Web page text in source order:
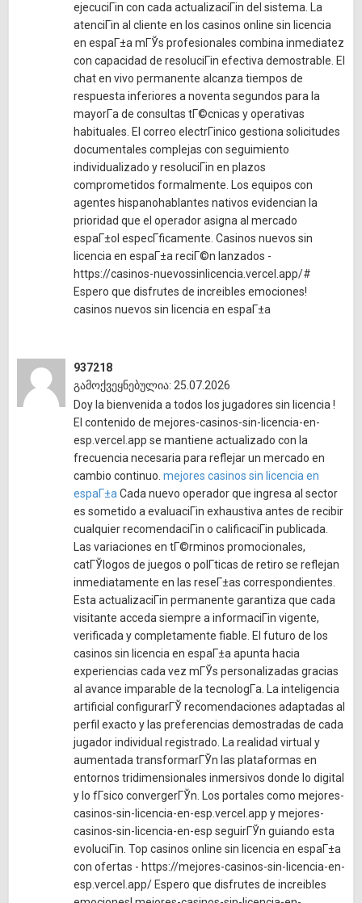
ejecuciГіn con cada actualizaciГіn del sistema. La
atenciГіn al cliente en los casinos online sin licencia
en espaГ±a mГЎs profesionales combina inmediatez
con capacidad de resoluciГіn efectiva demostrable. El
chat en vivo permanente alcanza tiempos de
respuesta inferiores a noventa segundos para la
mayorГ­a de consultas tГ©cnicas y operativas
habituales. El correo electrГіnico gestiona solicitudes
documentales complejas con seguimiento
individualizado y resoluciГіn en plazos
comprometidos formalmente. Los equipos con
agentes hispanohablantes nativos evidencian la
prioridad que el operador asigna al mercado
espaГ±ol especГ­ficamente. Casinos nuevos sin
licencia en espaГ±a reciГ©n lanzados -
https://casinos-nuevossinlicencia.vercel.app/#
Espero que disfrutes de increibles emociones!
casinos nuevos sin licencia en espaГ±a
937218
გამოქვეყნებულია: 25.07.2026
Doy la bienvenida a todos los jugadores sin licencia !
El contenido de mejores-casinos-sin-licencia-en-
esp.vercel.app se mantiene actualizado con la
frecuencia necesaria para reflejar un mercado en
cambio continuo. mejores casinos sin licencia en
espaГ±aCada nuevo operador que ingresa al sector
es sometido a evaluaciГіn exhaustiva antes de recibir
cualquier recomendaciГіn o calificaciГіn publicada.
Las variaciones en tГ©rminos promocionales,
catГЎlogos de juegos o polГ­ticas de retiro se reflejan
inmediatamente en las reseГ±as correspondientes.
Esta actualizaciГіn permanente garantiza que cada
visitante acceda siempre a informaciГіn vigente,
verificada y completamente fiable. El futuro de los
casinos sin licencia en espaГ±a apunta hacia
experiencias cada vez mГЎs personalizadas gracias
al avance imparable de la tecnologГ­a. La inteligencia
artificial configurarГЎ recomendaciones adaptadas al
perfil exacto y las preferencias demostradas de cada
jugador individual registrado. La realidad virtual y
aumentada transformarГЎn las plataformas en
entornos tridimensionales inmersivos donde lo digital
y lo fГ­sico convergerГЎn. Los portales como mejores-
casinos-sin-licencia-en-esp.vercel.app y mejores-
casinos-sin-licencia-en-esp seguirГЎn guiando esta
evoluciГіn. Top casinos online sin licencia en espaГ±a
con ofertas - https://mejores-casinos-sin-licencia-en-
esp.vercel.app/ Espero que disfrutes de increibles